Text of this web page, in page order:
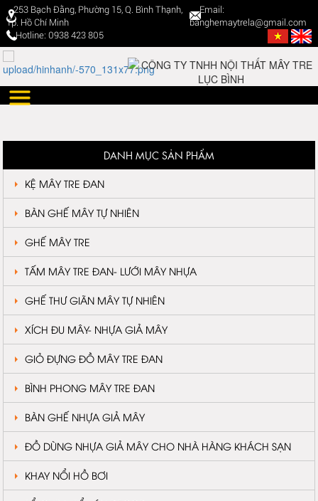
253 Bạch Đằng, Phường 15, Q. Bình Thạnh,
Tp. Hồ Chí Minh
Email:
banghemaytrela@gmail.com
Hotline: 0938 423 805
DANH MỤC SẢN PHẨM
KỆ MÂY TRE ĐAN
BÀN GHẾ MÂY TỰ NHIÊN
GHẾ MÂY TRE
TẤM MÂY TRE ĐAN- LƯỚI MÂY NHỰA
GHẾ THƯ GIÃN MÂY TỰ NHIÊN
XÍCH ĐU MÂY- NHỰA GIẢ MÂY
GIỎ ĐỰNG ĐỒ MÂY TRE ĐAN
BÌNH PHONG MÂY TRE ĐAN
BÀN GHẾ NHỰA GIẢ MÂY
ĐỒ DÙNG NHỰA GIẢ MÂY CHO NHÀ HÀNG KHÁCH SẠN
KHAY NỔI HỒ BƠI